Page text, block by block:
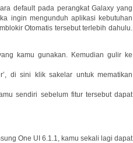
default pada perangkat Galaxy yang
ingin mengunduh aplikasi kebutuhan
Otomatis tersebut terlebih dahulu.
kamu gunakan. Kemudian gulir ke
di sini klik sakelar untuk mematikan
sendiri sebelum fitur tersebut dapat
One UI 6.1.1, kamu sekali lagi dapat